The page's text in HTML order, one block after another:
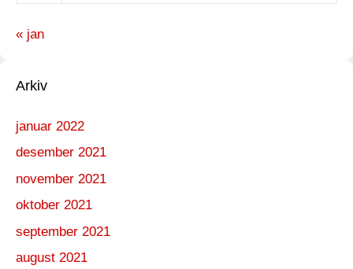
« jan
Arkiv
januar 2022
desember 2021
november 2021
oktober 2021
september 2021
august 2021